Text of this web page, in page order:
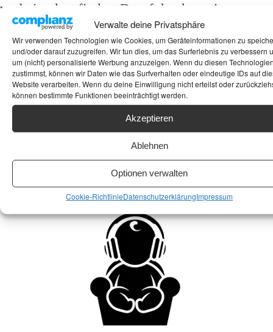
Verwalte deine Privatsphäre
Wir verwenden Technologien wie Cookies, um Geräteinformationen zu
und/oder darauf zuzugreifen. Wir tun dies, um das Surferlebnis zu verbessern
um (nicht) personalisierte Werbung anzuzeigen. Wenn du diesen
zustimmst, können wir Daten wie das Surfverhalten oder eindeutige IDs auf
Website verarbeiten. Wenn du deine Einwilligung nicht erteilst oder
können bestimmte Funktionen beeinträchtigt werden.
Akzeptieren
Ablehnen
Optionen verwalten
Cookie-RichtlinieDatenschutzerklärungImpressum
vorbei – dort findest Du oft hochwertige
digitale Koaxial- und Optikkabelfür die
verlustfreie Signalübertragung, spezielleDAT-
Reinigungstapesfür die Pflege der amorphen
Ferrit-Köpfe oder Reinigungs-Sets für die
Pflege der Front Deines Technics Recorders!
High End,Technics